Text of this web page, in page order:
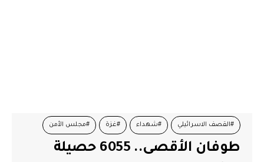
#القصف الاسرائيلي #شهداء #غزة #مجلس الأمن
#مشروع قرار روسي
طوفان الأقصى.. 6055 حصيلة